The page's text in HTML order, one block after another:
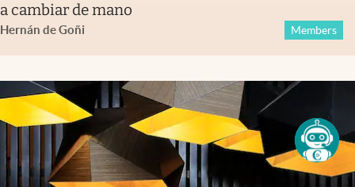
a cambiar de mano
Hernán de Goñi Members